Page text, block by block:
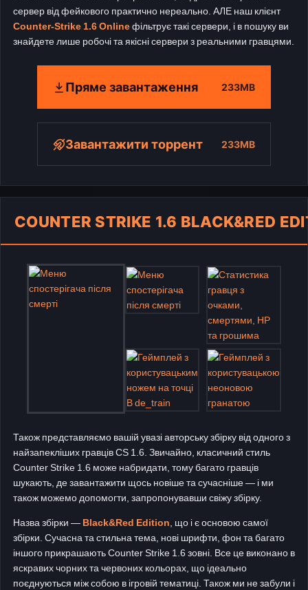
сервер від фейкового практично нереально. АЛЕ наш клієнт
Counter-Strike 1.6 Onlineфільтрує такі сервери, і в пошуку ви
знайдете лише робочі та якісні сервери з реальними гравцями.
Пряме завантаження 233MB
Завантажити торрент 233MB
COUNTER STRIKE 1.6 BLACK&RED
Також представляємо вашій увазі авторську збірку від одного з
найзапекліших гравців CS 1.6. Звичайно, класичний стиль
Counter Strike 1.6 може набридати, тому багато гравців
шукають, де завантажити щось новіше та сучасніше — і ми
також можемо допомогти, запропонувавши свіжу збірку.
Назва збірки — Black&Red Edition , що і є основою самої
збірки. Сучасна та стильна тема, нові шрифти, фон та багато
іншого прикрашають Counter Strike 1.6 зовні. Все це виконано в
яскравих чорних та червоних кольорах, що ідеально
поєднуються між собою в ігровій тематиці. Також ми не забули і